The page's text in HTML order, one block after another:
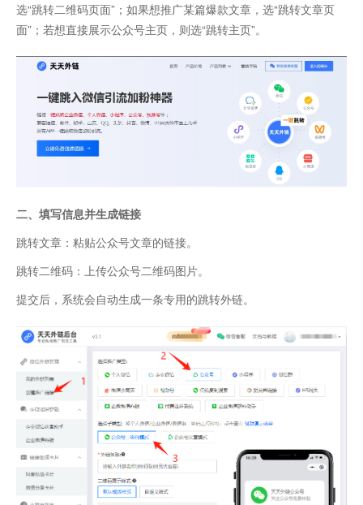
选“跳转二维码页面”；如果想推广某篇爆款文章，选“跳转文章页
面”；若想直接展示公众号主页，则选“跳转主页”。
二、填写信息并生成链接
跳转文章：粘贴公众号文章的链接。
跳转二维码：上传公众号二维码图片。
提交后，系统会自动生成一条专用的跳转外链。